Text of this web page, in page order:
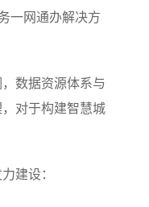
一网通办解决方
数据资源体系与
对于构建智慧城
建设：